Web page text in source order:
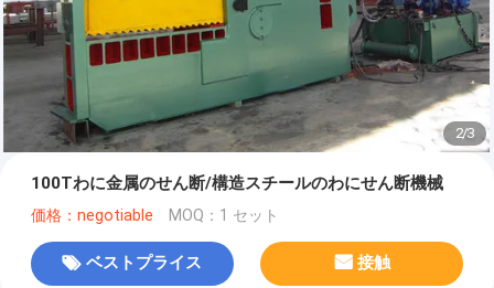
2/3
100Tわに金属のせん断/構造スチールのわにせん断機械
価格：negotiable MOQ：1 セット
ベストプライス 接触